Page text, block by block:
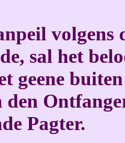
sal het
geene
den
Pagter.